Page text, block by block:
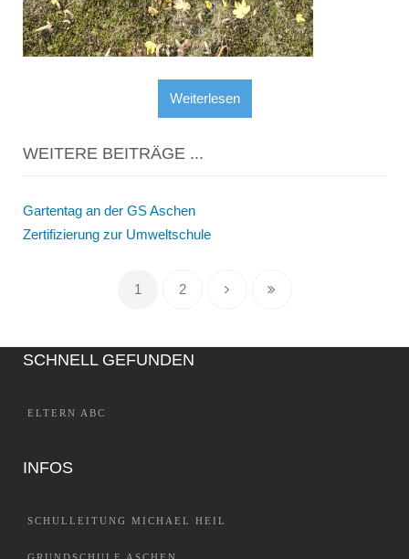
Weiterlesen
WEITERE BEITRÄGE ...
Gartentag an der GS Aschen
Zertifizierung zur Umweltschule
1 2
SCHNELL GEFUNDEN
ELTERN ABC
INFOS
SCHULLEITUNG MICHAEL HEIL